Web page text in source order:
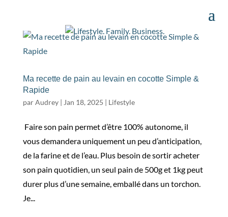
Ma recette de pain au levain en cocotte Simple &
Rapide
parAudrey| Jan 18, 2025 | Lifestyle
Faire son pain permet d’être 100% autonome, il
vous demandera uniquement un peu d’anticipation,
de la farine et de l’eau. Plus besoin de sortir acheter
son pain quotidien, un seul pain de 500g et 1kg peut
durer plus d’une semaine, emballé dans un torchon.
Je...